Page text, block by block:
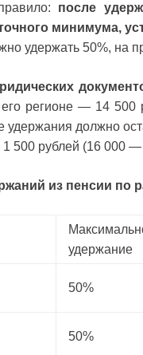
после
минимума,
удержать 50%, на
регионе — 14
удержания должно
500 рублей (16 000 —
из пенсии по
удержание
50%
50%